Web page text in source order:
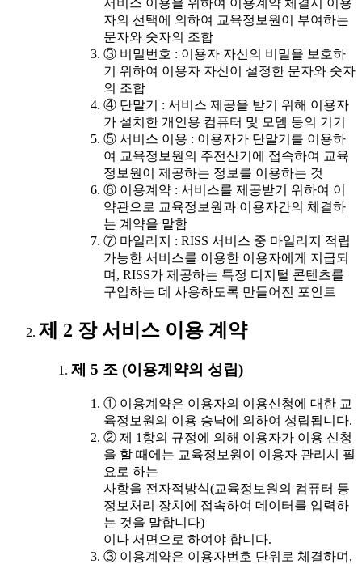
서비스 이용을 위하여 이용계약 체결시 이용
자의 선택에 의하여 교육정보원이 부여하는
문자와 숫자의 조합
③ 비밀번호 : 이용자 자신의 비밀을 보호하
기 위하여 이용자 자신이 설정한 문자와 숫자
의 조합
④ 단말기 : 서비스 제공을 받기 위해 이용자
가 설치한 개인용 컴퓨터 및 모뎀 등의 기기
⑤ 서비스 이용 : 이용자가 단말기를 이용하
여 교육정보원의 주전산기에 접속하여 교육
정보원이 제공하는 정보를 이용하는 것
⑥ 이용계약 : 서비스를 제공받기 위하여 이
약관으로 교육정보원과 이용자간의 체결하
는 계약을 말함
⑦ 마일리지 : RISS 서비스 중 마일리지 적립
가능한 서비스를 이용한 이용자에게 지급되
며, RISS가 제공하는 특정 디지털 콘텐츠를
구입하는 데 사용하도록 만들어진 포인트
제 2 장 서비스 이용 계약
제 5 조 (이용계약의 성립)
① 이용계약은 이용자의 이용신청에 대한 교
육정보원의 이용 승낙에 의하여 성립됩니다.
② 제 1항의 규정에 의해 이용자가 이용 신청
을 할 때에는 교육정보원이 이용자 관리시 필
요로 하는
사항을 전자적방식(교육정보원의 컴퓨터 등
정보처리 장치에 접속하여 데이터를 입력하
는 것을 말합니다)
이나 서면으로 하여야 합니다.
③ 이용계약은 이용자번호 단위로 체결하며,